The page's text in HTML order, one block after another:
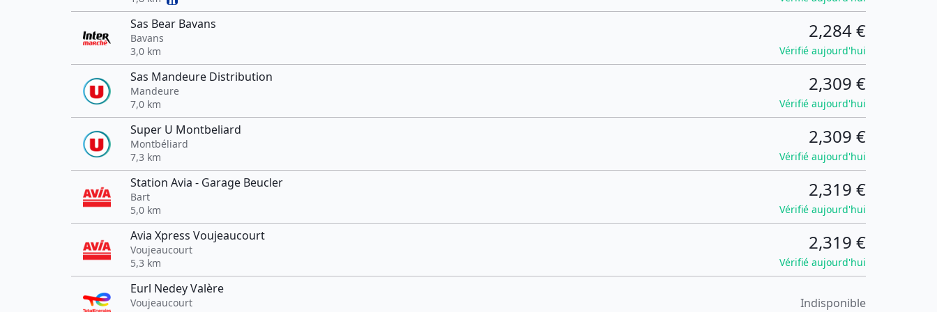
Sas Bear Bavans
Bavans
3,0 km
2,284 €
Vérifié aujourd'hui
Sas Mandeure Distribution
Mandeure
7,0 km
2,309 €
Vérifié aujourd'hui
Super U Montbeliard
Montbéliard
7,3 km
2,309 €
Vérifié aujourd'hui
Station Avia - Garage Beucler
Bart
5,0 km
2,319 €
Vérifié aujourd'hui
Avia Xpress Voujeaucourt
Voujeaucourt
5,3 km
2,319 €
Vérifié aujourd'hui
Eurl Nedey Valère
Voujeaucourt
Indisponible